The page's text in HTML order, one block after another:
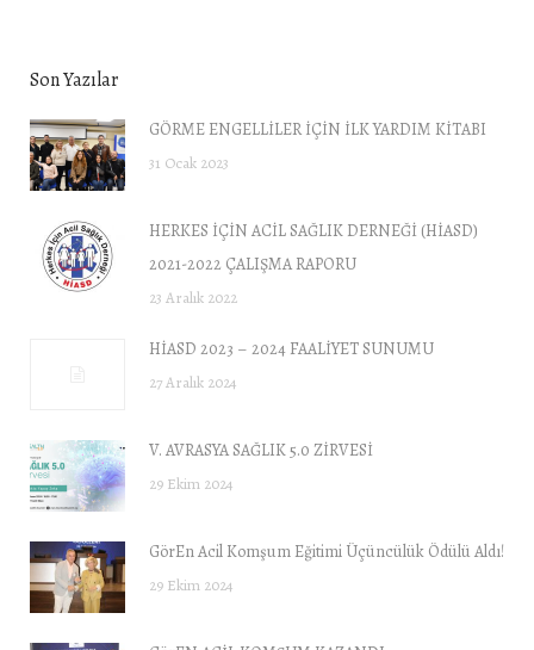
Son Yazılar
GÖRME ENGELLİLER İÇİN İLK YARDIM KİTABI
31 Ocak 2023
HERKES İÇİN ACİL SAĞLIK DERNEĞİ (HİASD)
2021-2022 ÇALIŞMA RAPORU
23 Aralık 2022
HİASD 2023 – 2024 FAALİYET SUNUMU
27 Aralık 2024
V. AVRASYA SAĞLIK 5.0 ZİRVESİ
29 Ekim 2024
GörEn Acil Komşum Eğitimi Üçüncülük Ödülü Aldı!
29 Ekim 2024